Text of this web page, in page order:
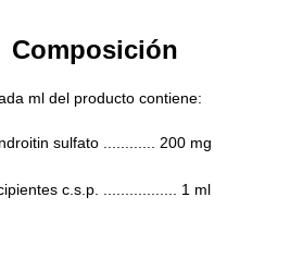
Composición
ml del producto contiene:
sulfato ............ 200 mg
c.s.p. ................. 1 ml